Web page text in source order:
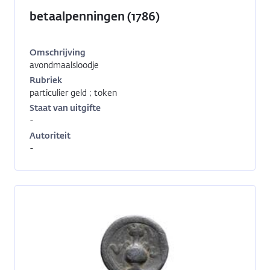
betaalpenningen (1786)
Omschrijving
avondmaalsloodje
00589
Rubriek
particulier geld ; token
Staat van uitgifte
-
Autoriteit
-